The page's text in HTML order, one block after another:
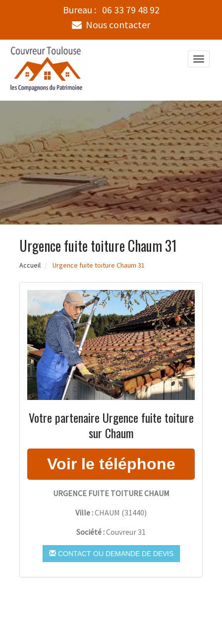
Bureau : 06 33 79 48 92
Nous contacter
Toggle
Urgence fuite toiture Chaum 31
Accueil Urgence fuite toiture Chaum 31
Votre partenaire Urgence fuite toiture
sur Chaum
URGENCE FUITE TOITURE CHAUM
Ville :CHAUM (31440)
Société :Couvreur 31
CONTACT OU DEMANDE DE DEVIS